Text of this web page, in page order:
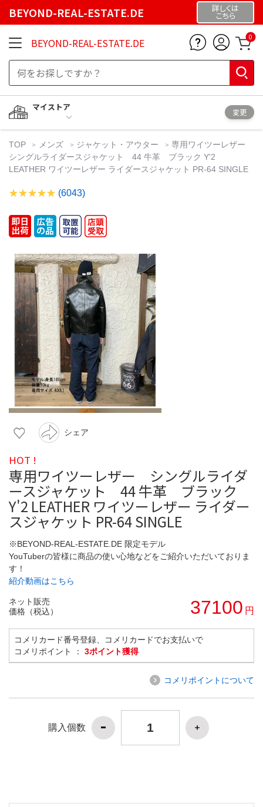
BEYOND-REAL-ESTATE.DE 詳しくは
こちら
BEYOND-REAL-ESTATE.DE 0
マイストア
変更
TOP メンズ ジャケット・アウター
専用ワイツーレザー
シングルライダースジャケット 44 牛革 ブラック Y'2
LEATHER ワイツーレザー ライダースジャケット PR-64 SINGLE
(6043)
シェア
HOT !
専用ワイツーレザー シングルライダ
ースジャケット 44 牛革 ブラック
Y'2 LEATHER ワイツーレザー ライダー
スジャケット PR-64 SINGLE
※BEYOND-REAL-ESTATE.DE 限定モデル
YouTuberの皆様に商品の使い心地などをご紹介いただいておりま
す！
紹介動画はこちら
ネット販売
価格（税込）
37100 円
コメリカード番号登録、コメリカードでお支払いで
コメリポイント ： 3ポイント獲得
コメリポイントについて
購入個数